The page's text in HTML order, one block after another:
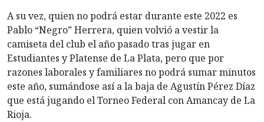
A su vez, quien no podrá estar durante este 2022 es
Pablo “Negro” Herrera, quien volvió a vestir la
camiseta del club el año pasado tras jugar en
Estudiantes y Platense de La Plata, pero que por
razones laborales y familiares no podrá sumar minutos
este año, sumándose así a la baja de Agustín Pérez Díaz
que está jugando el Torneo Federal con Amancay de La
Rioja.